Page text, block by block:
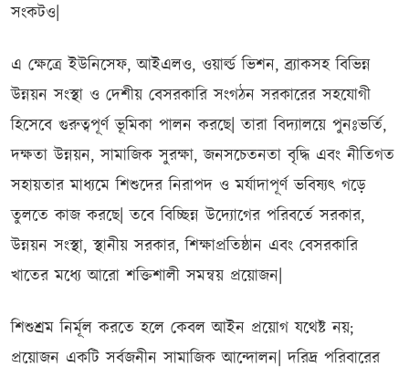
সংকটও|
এ ক্ষেত্রে ইউনিসেফ, আইএলও, ওয়ার্ল্ড ভিশন, ব্র্যাকসহ বিভিন্ন
উন্নয়ন সংস্থা ও দেশীয় বেসরকারি সংগঠন সরকারের সহযোগী
হিসেবে গুরুত্বপূর্ণ ভূমিকা পালন করছে| তারা বিদ্যালয়ে পুনঃভর্তি,
দক্ষতা উন্নয়ন, সামাজিক সুরক্ষা, জনসচেতনতা বৃদ্ধি এবং নীতিগত
সহায়তার মাধ্যমে শিশুদের নিরাপদ ও মর্যাদাপূর্ণ ভবিষ্যৎ গড়ে
তুলতে কাজ করছে| তবে বিচ্ছিন্ন উদ্যোগের পরিবর্তে সরকার,
উন্নয়ন সংস্থা, স্থানীয় সরকার, শিক্ষাপ্রতিষ্ঠান এবং বেসরকারি
খাতের মধ্যে আরো শক্তিশালী সমন্বয় প্রয়োজন|
শিশুশ্রম নির্মূল করতে হলে কেবল আইন প্রয়োগ যথেষ্ট নয়;
প্রয়োজন একটি সর্বজনীন সামাজিক আন্দোলন| দরিদ্র পরিবারের